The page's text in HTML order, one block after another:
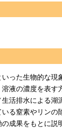
った生物的な現
液の濃度を表す
活排水による湖
る窒素やリンの
成果をもとに説